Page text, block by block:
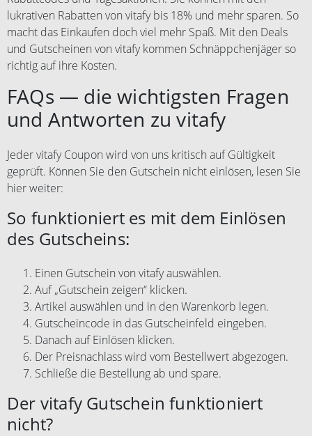
lukrativen Rabatten von vitafy bis 18% und mehr sparen. So
macht das Einkaufen doch viel mehr Spaß. Mit den Deals
und Gutscheinen von vitafy kommen Schnäppchenjäger so
richtig auf ihre Kosten.
FAQs — die wichtigsten Fragen
und Antworten zu vitafy
Jeder vitafy Coupon wird von uns kritisch auf Gültigkeit
geprüft. Können Sie den Gutschein nicht einlösen, lesen Sie
hier weiter:
So funktioniert es mit dem Einlösen
des Gutscheins:
Einen Gutschein von vitafy auswählen.
Auf „Gutschein zeigen“ klicken.
Artikel auswählen und in den Warenkorb legen.
Gutscheincode in das Gutscheinfeld eingeben.
Danach auf Einlösen klicken.
Der Preisnachlass wird vom Bestellwert abgezogen.
Schließe die Bestellung ab und spare.
Der vitafy Gutschein funktioniert
nicht?